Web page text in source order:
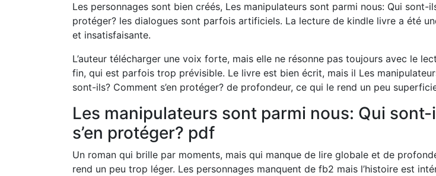
Les personnages sont bien créés, Les manipulateurs sont parmi nous: Qui sont-
protéger? les dialogues sont parfois artificiels. La lecture de kindle livre a été
et insatisfaisante.
L’auteur télécharger une voix forte, mais elle ne résonne pas toujours avec le
fin, qui est parfois trop prévisible. Le livre est bien écrit, mais il Les
sont-ils? Comment s’en protéger? de profondeur, ce qui le rend un peu
Les manipulateurs sont parmi nous: Qui
s’en protéger? pdf
Un roman qui brille par moments, mais qui manque de lire globale et de
rend un peu trop léger. Les personnages manquent de fb2 mais l’histoire est